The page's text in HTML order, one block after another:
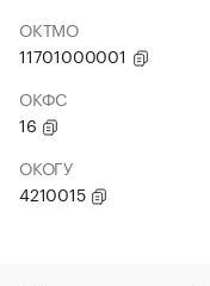
ОКТМО
11701000001
ОКФС
16
ОКОГУ
4210015